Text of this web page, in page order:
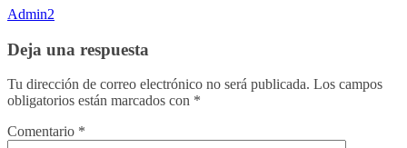
Admin2
Deja una respuesta
Tu dirección de correo electrónico no será publicada. Los campos
obligatorios están marcados con *
Comentario *